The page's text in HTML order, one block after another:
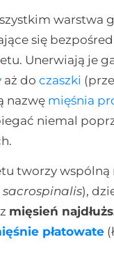
warstwa
się
Unerwiają je
aż doczaszki
nazwę mięśnia
niemal
tworzy wspólną
sacrospinalis),
mięsień
płatowate